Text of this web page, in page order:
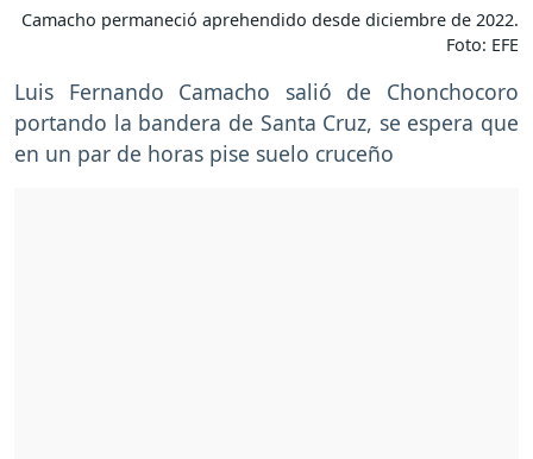
Camacho permaneció aprehendido desde diciembre de 2022.
Foto: EFE
Luis Fernando Camacho salió de Chonchocoro
portando la bandera de Santa Cruz, se espera que
en un par de horas pise suelo cruceño